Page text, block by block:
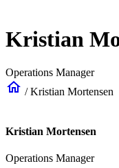
Kristian
Operations Manager
home /Kristian Mortensen
Kristian Mortensen
Operations Manager